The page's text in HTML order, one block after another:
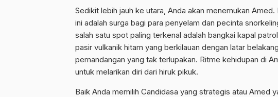
Sedikit lebih jauh ke utara, Anda akan menemukan
ini adalah surga bagi para penyelam dan pecinta
salah satu spot paling terkenal adalah bangkai kapal
pasir vulkanik hitam yang berkilauan dengan latar
pemandangan yang tak terlupakan. Ritme kehidupan di
untuk melarikan diri dari hiruk pikuk.
Baik Anda memilih Candidasa yang strategis atau Amed